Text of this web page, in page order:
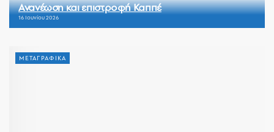
Ανανέωση και επιστροφή Καππέ
16 Ιουνίου 2026
ΜΕΤΑΓΡΑΦΙΚΑ